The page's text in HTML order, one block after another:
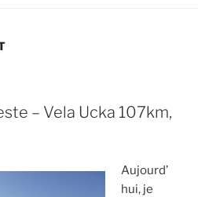
– Vela Ucka 107km,
Aujourd’
hui, je